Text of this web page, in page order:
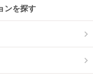
ンを探す